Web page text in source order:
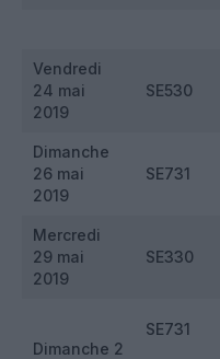
Vendredi
24 mai
2019
SE530
Dimanche
26 mai
2019
SE731
Mercredi
29 mai
2019
SE330
Dimanche 2
SE731